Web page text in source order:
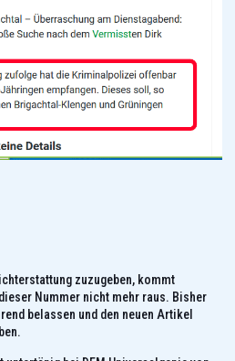
zuzugeben, kommt
Nummer nicht mehr raus. Bisher
belassen und den neuen Artikel